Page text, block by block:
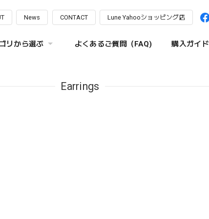
News CONTACT Lune Yahooショッピング店
リから選ぶ よくあるご質問（FAQ) 購入ガイド
Earrings